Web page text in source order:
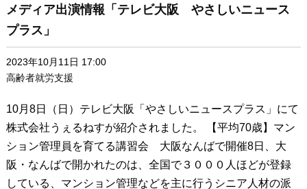
なか客観的にみられないもの。仲間のちょっとしたアドバ
イスで改善が図れるとのことです。そして待ちに待った懇
親会です。皆さんの笑顔が弾けていました。平均年齢70
歳、最高年齢90歳のエネルギーに満ち満ちた1日でした。
メディア出演情報「テレビ大阪 やさしいニュース
プラス」
2023年10月11日 17:00
高齢者就労支援
10月8日（日）テレビ大阪「やさしいニュースプラス」にて
株式会社うぇるねすが紹介されました。 【平均70歳】マン
ション管理員を育てる講習会 大阪なんばで開催8日、大
阪・なんばで開かれたのは、全国で３０００人ほどが登録
している、マンション管理などを主に行うシニア人材の派